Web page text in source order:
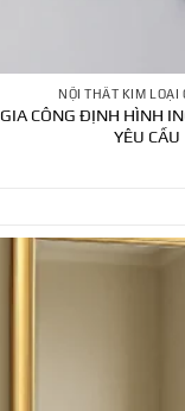
NỘI THẤT KIM LOẠI
GIA CÔNG ĐỊNH HÌNH
YÊU CẦU